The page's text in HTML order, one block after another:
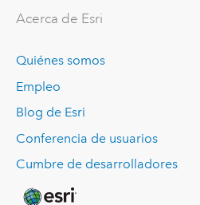
Acerca de Esri
Quiénes somos
Empleo
Blog de Esri
Conferencia de usuarios
Cumbre de desarrolladores